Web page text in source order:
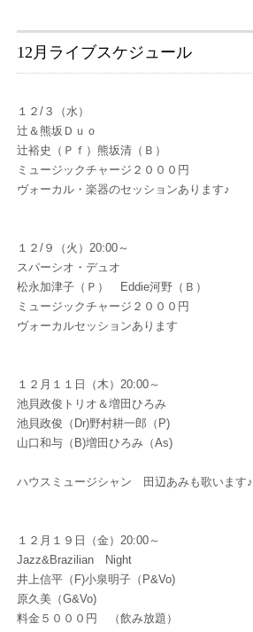
12月ライブスケジュール
１２/３（水）
辻＆熊坂Ｄｕｏ
辻裕史（Ｐｆ）熊坂清（Ｂ）
ミュージックチャージ２０００円
ヴォーカル・楽器のセッションあります♪
１２/９（火）20:00～
スパーシオ・デュオ
松永加津子（Ｐ） Eddie河野（Ｂ）
ミュージックチャージ２０００円
ヴォーカルセッションあります
１２月１１日（木）20:00～
池貝政俊トリオ＆増田ひろみ
池貝政俊（Dr)野村耕一郎（P)
山口和与（B)増田ひろみ（As)
ハウスミュージシャン 田辺あみも歌います♪
１２月１９日（金）20:00～
Jazz&Brazilian Night
井上信平（F)小泉明子（P&Vo)
原久美（G&Vo)
料金５０００円 （飲み放題）